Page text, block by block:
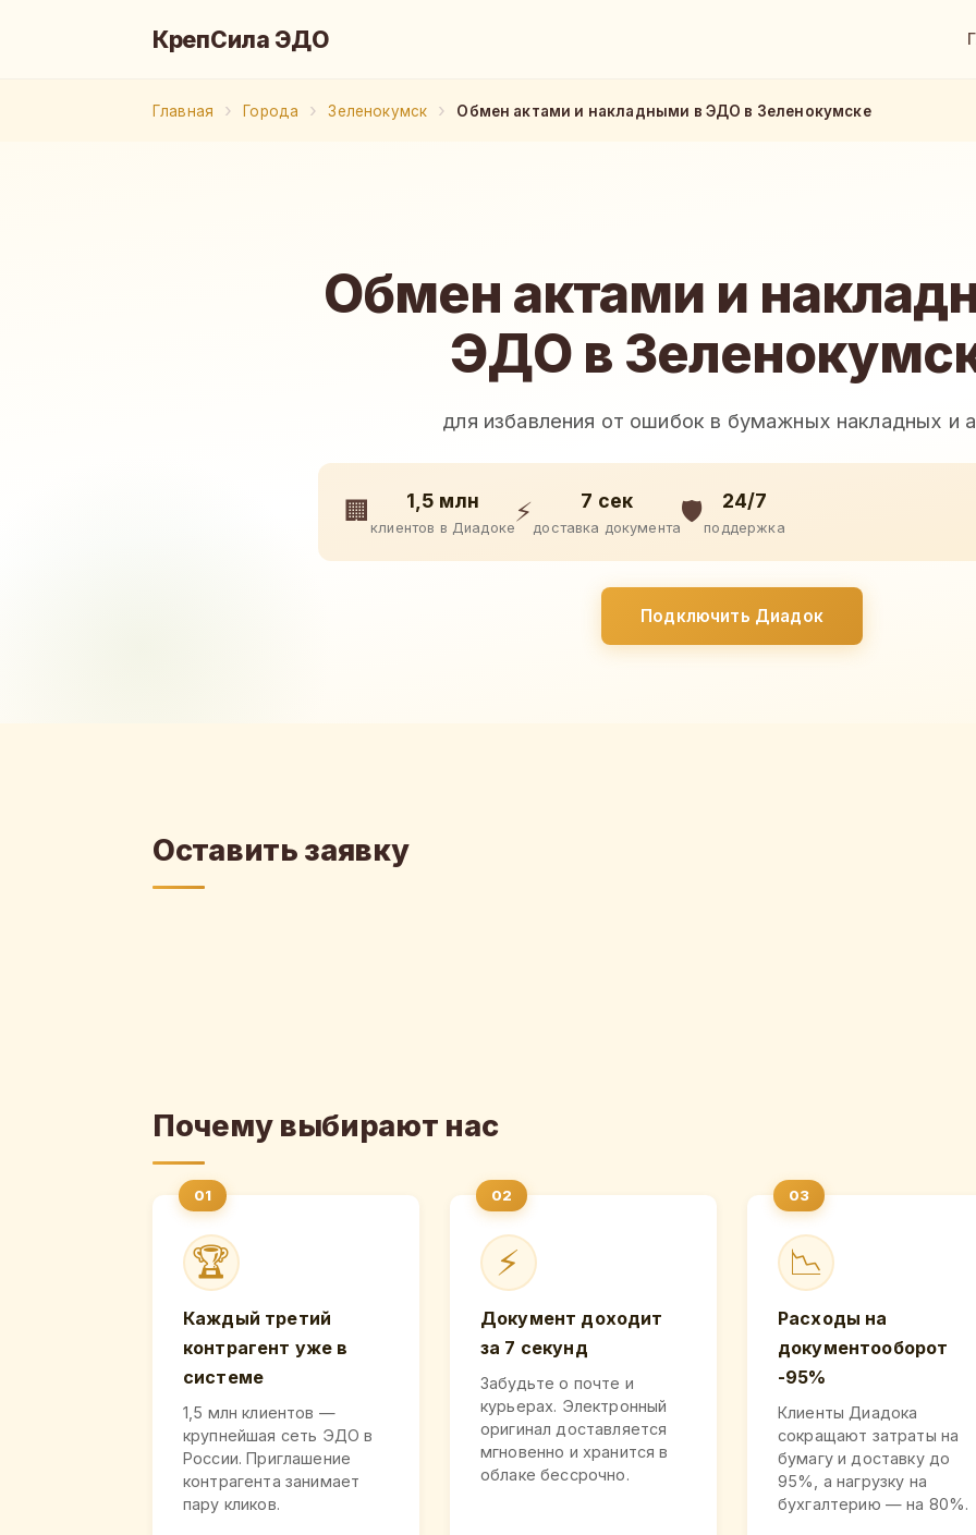
КрепСила ЭДО
Главная Города Зеленокумск Обмен актами и накладными в ЭДО в Зеленокумске
Обмен актами и
ЭДО в
для избавления от ошибок в бумажных накладных и
🏢 1,5 млн
клиентов в Диадоке
⚡ 7 сек
доставка документа
🛡️ 24/7
поддержка
Подключить Диадок
Оставить заявку
Почему выбирают нас
🏆
Каждый третий
контрагент уже в
системе
1,5 млн клиентов —
крупнейшая сеть ЭДО в
России. Приглашение
контрагента занимает
пару кликов.
⚡
Документ доходит
за 7 секунд
Забудьте о почте и
курьерах. Электронный
оригинал доставляется
мгновенно и хранится в
облаке бессрочно.
📉
Расходы на
документооборот
-95%
Клиенты Диадока
сокращают затраты на
бумагу и доставку до
95%, а нагрузку на
бухгалтерию — на 80%.